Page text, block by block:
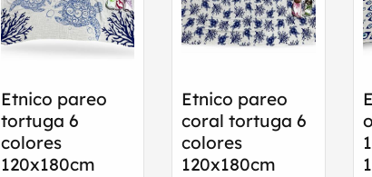
Etnico pareo
tortuga 6
colores
120x180cm
Etnico pareo
coral tortuga 6
colores
120x180cm